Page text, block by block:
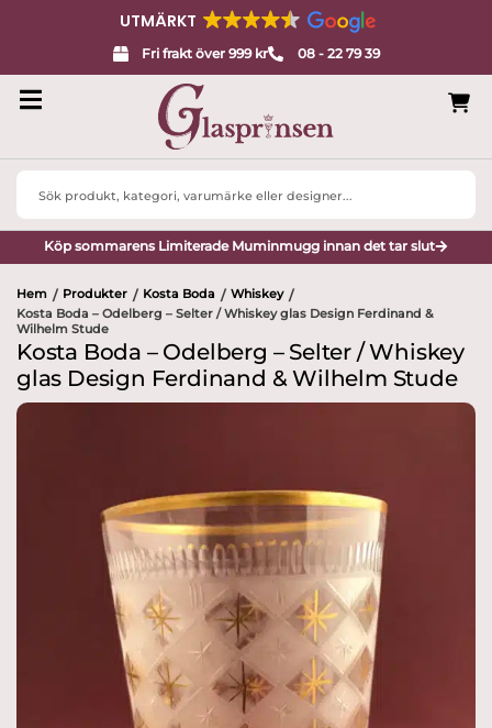
UTMÄRKT
Fri frakt över 999 kr 08 - 22 79 39
Search
Köp sommarens Limiterade Muminmugg innan det tar slut
Hem / Produkter / Kosta Boda / Whiskey /
Kosta Boda – Odelberg – Selter / Whiskey glas Design Ferdinand &
Wilhelm Stude
Kosta Boda – Odelberg – Selter / Whiskey
glas Design Ferdinand & Wilhelm Stude